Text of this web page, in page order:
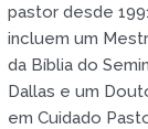
pastor desde
incluem um
da Bíblia do
Dallas e um
em Cuidado